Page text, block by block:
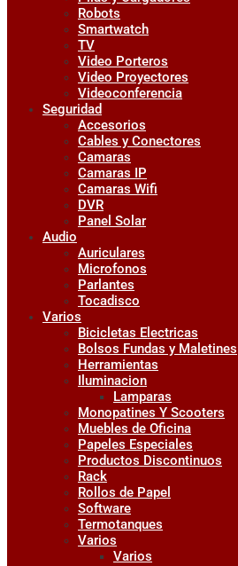
Robots
Smartwatch
TV
Video Porteros
Video Proyectores
Videoconferencia
Seguridad
Accesorios
Cables y Conectores
Camaras
Camaras IP
Camaras Wifi
DVR
Panel Solar
Audio
Auriculares
Microfonos
Parlantes
Tocadisco
Varios
Bicicletas Electricas
Bolsos Fundas y Maletines
Herramientas
Iluminacion
Lamparas
Monopatines Y Scooters
Muebles de Oficina
Papeles Especiales
Productos Discontinuos
Rack
Rollos de Papel
Software
Termotanques
Varios
Varios